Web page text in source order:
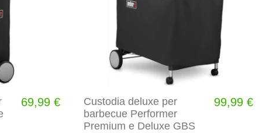
69,99 €
Custodia deluxe per
barbecue Performer
Premium e Deluxe GBS
99,99 €